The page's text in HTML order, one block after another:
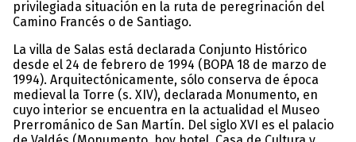
privilegiada situación en la ruta de peregrinación del
Camino Francés o de Santiago.
La villa de Salas está declarada Conjunto Histórico
desde el 24 de febrero de 1994 (BOPA 18 de marzo de
1994). Arquitectónicamente, sólo conserva de época
medieval la Torre (s. XIV), declarada Monumento, en
cuyo interior se encuentra en la actualidad el Museo
Prerrománico de San Martín. Del siglo XVI es el palacio